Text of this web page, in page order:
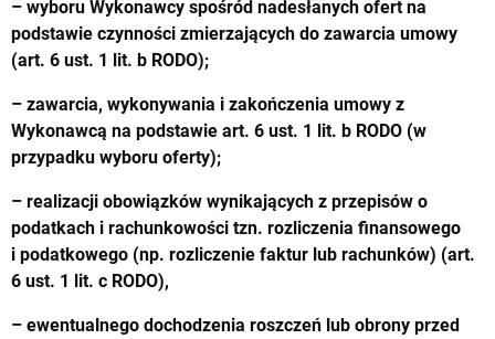
– wyboru Wykonawcy spośród nadesłanych ofert na
podstawie czynności zmierzających do zawarcia umowy
(art. 6 ust. 1 lit. b RODO);
– zawarcia, wykonywania i zakończenia umowy z
Wykonawcą na podstawie art. 6 ust. 1 lit. b RODO (w
przypadku wyboru oferty);
– realizacji obowiązków wynikających z przepisów o
podatkach i rachunkowości tzn. rozliczenia finansowego
i podatkowego (np. rozliczenie faktur lub rachunków) (art.
6 ust. 1 lit. c RODO),
– ewentualnego dochodzenia roszczeń lub obrony przed